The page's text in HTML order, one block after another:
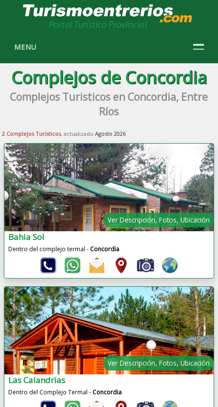
MENU
Complejos de Concordia
Complejos Turisticos en Concordia, Entre
Ríos
2 Complejos Turisticos, actualizadoAgosto 2026
Ver Descripción, Fotos, Ubicación
Bahia Sol
Dentro del complejo termal - Concordia
Ver Descripción, Fotos, Ubicación
Las Calandrias
Dentro del Complejo Termal - Concordia